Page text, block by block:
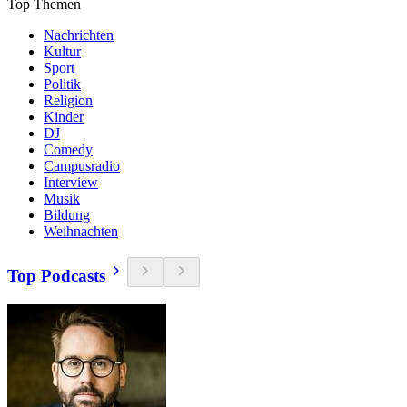
Top Themen
Nachrichten
Kultur
Sport
Politik
Religion
Kinder
DJ
Comedy
Campusradio
Interview
Musik
Bildung
Weihnachten
Top Podcasts